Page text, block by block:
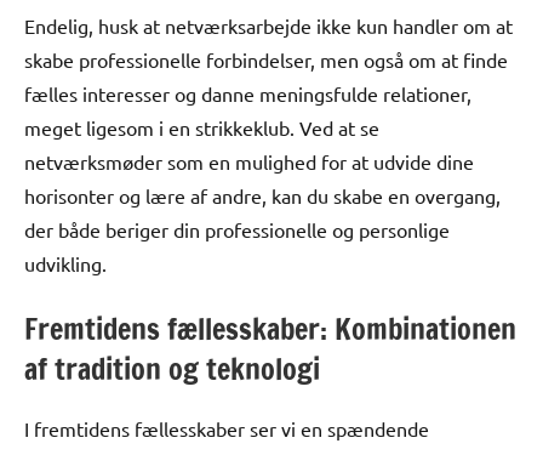
Endelig, husk at netværksarbejde ikke kun handler om at
skabe professionelle forbindelser, men også om at finde
fælles interesser og danne meningsfulde relationer,
meget ligesom i en strikkeklub. Ved at se
netværksmøder som en mulighed for at udvide dine
horisonter og lære af andre, kan du skabe en overgang,
der både beriger din professionelle og personlige
udvikling.
Fremtidens fællesskaber: Kombinationen
af tradition og teknologi
I fremtidens fællesskaber ser vi en spændende